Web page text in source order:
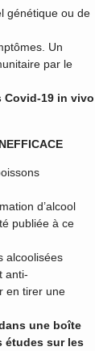
génétique ou de
Un
par le
Covid-19 in vivo
d’alcool
publiée à ce
alcoolisées
anti-
en tirer une
une boîte
études sur les